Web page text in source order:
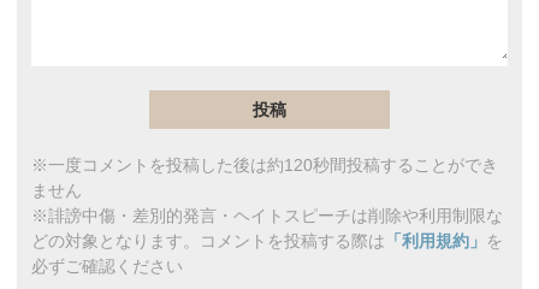
※一度コメントを投稿した後は約120秒間投稿することができ
ません
※誹謗中傷・差別的発言・ヘイトスピーチは削除や利用制限な
どの対象となります。コメントを投稿する際は 「利用規約」 を
必ずご確認ください